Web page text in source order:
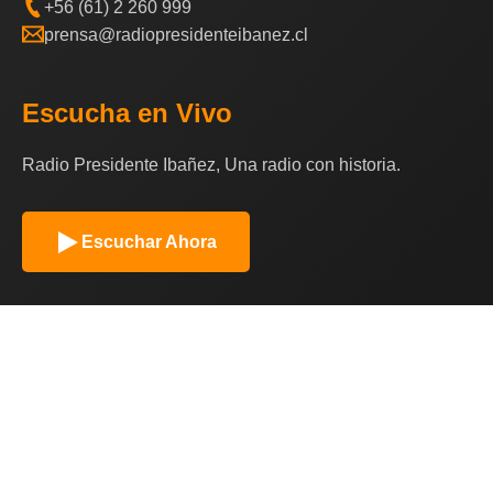
+56 (61) 2 260 999
prensa@radiopresidenteibanez.cl
Escucha en Vivo
Radio Presidente Ibañez, Una radio con historia.
Escuchar Ahora